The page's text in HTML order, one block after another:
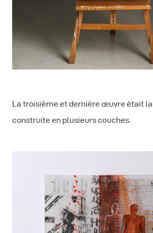
La troisième et dernière œuvre était
construite en plusieurs couches.